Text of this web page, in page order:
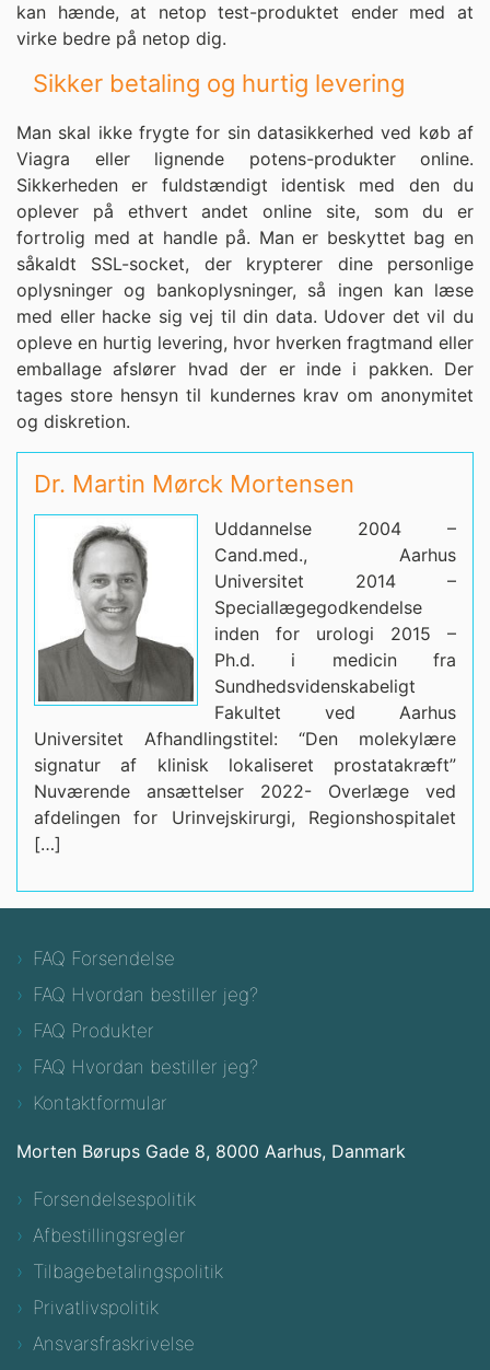
kan hænde, at netop test-produktet ender med at
virke bedre på netop dig.
Sikker betaling og hurtig levering
Man skal ikke frygte for sin datasikkerhed ved køb af
Viagra eller lignende potens-produkter online.
Sikkerheden er fuldstændigt identisk med den du
oplever på ethvert andet online site, som du er
fortrolig med at handle på. Man er beskyttet bag en
såkaldt SSL-socket, der krypterer dine personlige
oplysninger og bankoplysninger, så ingen kan læse
med eller hacke sig vej til din data. Udover det vil du
opleve en hurtig levering, hvor hverken fragtmand eller
emballage afslører hvad der er inde i pakken. Der
tages store hensyn til kundernes krav om anonymitet
og diskretion.
Dr. Martin Mørck Mortensen
Uddannelse 2004 –
Cand.med., Aarhus
Universitet 2014 –
Speciallægegodkendelse
inden for urologi 2015 –
Ph.d. i medicin fra
Sundhedsvidenskabeligt
Fakultet ved Aarhus
Universitet Afhandlingstitel: “Den molekylære
signatur af klinisk lokaliseret prostatakræft”
Nuværende ansættelser 2022- Overlæge ved
afdelingen for Urinvejskirurgi, Regionshospitalet
[…]
FAQ Forsendelse
FAQ Hvordan bestiller jeg?
FAQ Produkter
FAQ Hvordan bestiller jeg?
Kontaktformular
Morten Børups Gade 8, 8000 Aarhus, Danmark
Forsendelsespolitik
Afbestillingsregler
Tilbagebetalingspolitik
Privatlivspolitik
Ansvarsfraskrivelse